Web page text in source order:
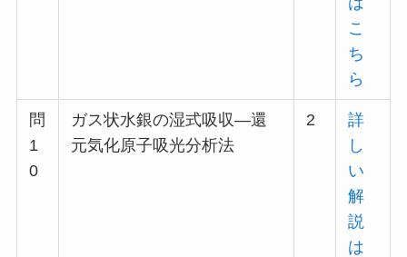
こ
ち
ら
問
1
0
ガス状水銀の湿式吸収―還
元気化原子吸光分析法
2
詳
し
い
解
説
は